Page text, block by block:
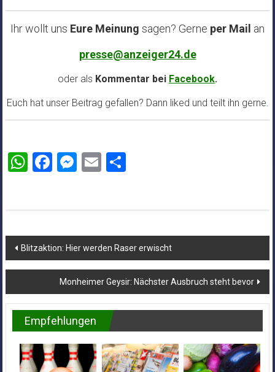
Ihr wollt uns Eure Meinung sagen? Gerne per Mail an
presse@anzeiger24.de
oder als Kommentar bei Facebook.
Euch hat unser Beitrag gefallen? Dann liked und teilt ihn gerne.
WhatsApp
Facebook
Messenger
EmailTeilen
Beitragsnavigation
Blitzaktion: Hier werden Raser erwischt
Monheimer Geysir: Nächster Ausbruch steht bevor
Empfehlungen